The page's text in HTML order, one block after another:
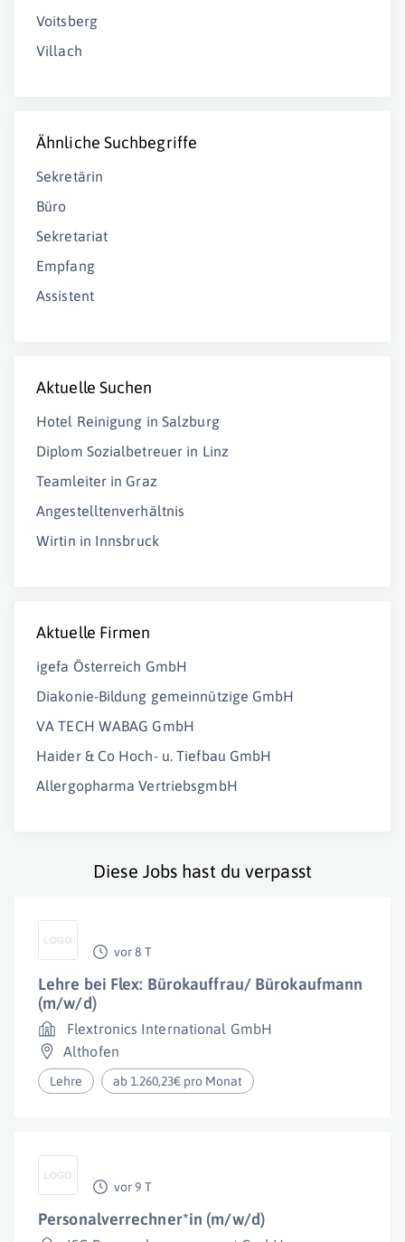
Voitsberg
Villach
Ähnliche Suchbegriffe
Sekretärin
Büro
Sekretariat
Empfang
Assistent
Aktuelle Suchen
Hotel Reinigung in Salzburg
Diplom Sozialbetreuer in Linz
Teamleiter in Graz
Angestelltenverhältnis
Wirtin in Innsbruck
Aktuelle Firmen
igefa Österreich GmbH
Diakonie-Bildung gemeinnützige GmbH
VA TECH WABAG GmbH
Haider & Co Hoch- u. Tiefbau GmbH
Allergopharma VertriebsgmbH
Diese Jobs hast du verpasst
vor 8 T
Lehre bei Flex: Bürokauffrau/ Bürokaufmann
(m/w/d)
Flextronics International GmbH
Althofen
Lehre ab 1.260,23€ pro Monat
vor 9 T
Personalverrechner*in (m/w/d)